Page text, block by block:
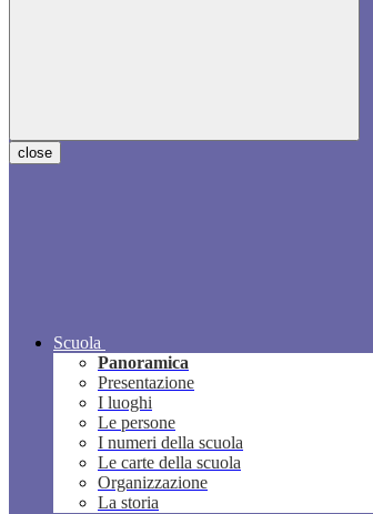
close
Scuola
Panoramica
Presentazione
I luoghi
Le persone
I numeri della scuola
Le carte della scuola
Organizzazione
La storia